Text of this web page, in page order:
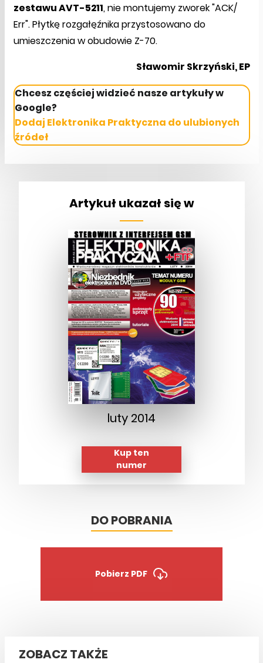
zestawu AVT-5211, nie montujemy zworek "ACK/
Err". Płytkę rozgałęźnika przystosowano do
umieszczenia w obudowie Z-70.
Sławomir Skrzyński, EP
Chcesz częściej widzieć nasze artykuły w
Google?
Dodaj Elektronika Praktyczna do ulubionych
źródeł
Artykuł ukazał się w
luty 2014
Kup ten
numer
DO POBRANIA
Pobierz PDF
ZOBACZ TAKŻE